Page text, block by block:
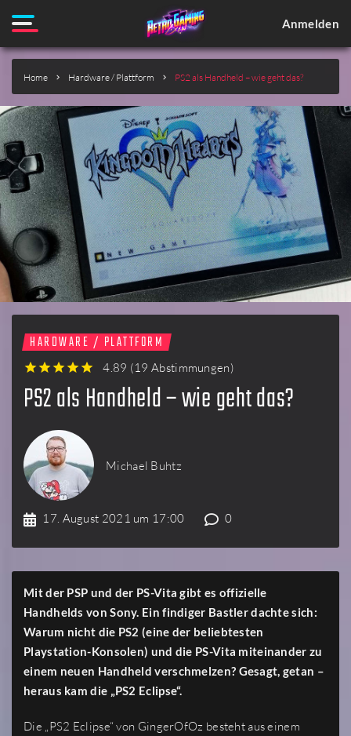
Anmelden
Home Hardware / Plattform PS2 als Handheld – wie geht das?
HARDWARE / PLATTFORM
4.89 (19 Abstimmungen)
PS2 als Handheld – wie geht das?
Michael Buhtz
17. August 2021 um 17:00 0
Mit der PSP und der PS-Vita gibt es offizielle
Handhelds von Sony. Ein findiger Bastler dachte sich:
Warum nicht die PS2 (eine der beliebtesten
Playstation-Konsolen) und die PS-Vita miteinander zu
einem neuen Handheld verschmelzen? Gesagt, getan –
heraus kam die „PS2 Eclipse“.
Die „PS2 Eclipse“ von GingerOfOz besteht aus einem